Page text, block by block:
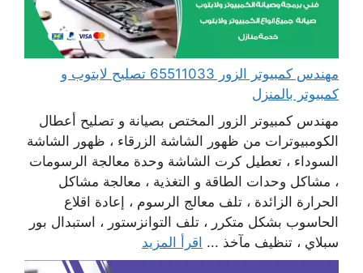
مهندس كمبيوتر الزور 65511033 تصليح لابتوب و
كمبيوتر بالمنزل
مهندس كمبيوتر الزور المختص بصيانة و تصليح أعطال
الكومبيوترات من ظهور الشاشة الزرقاء ، ظهور الشاشة
السوداء ، تعطيل كرت الشاشة وحدة معالجة الرسومات
، مشاكل وحدات الطاقة و التغذية ، معالجة مشاكل
الحرارة الزائدة ، تلف معالج الرسوم ، إعادة اقلاع
الحاسوب بشكل متكرر ، تلف التوانزستور ، استبدال بور
سبلاي ، تنظيف مآخذ ... اقرأ المزيد